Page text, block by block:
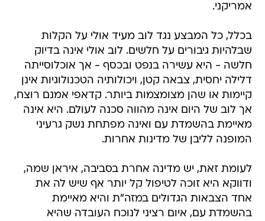
אמריקני.
בכלל, כל המבצע נגד לוב מעיד אולי על הקלות
שבלהיות גיבורים על חלשים. לוב אולי אינה בדיוק
חלשה - היא עשירה בנפט ובכסף - אך אוכלוסייתה
דלילה יחסית, צבאה קטן, ויכולותיה הטכנולוגיות אינן
קיימות או שהן מצומצמות ביותר. קדאפי אמנם רוצח,
אך לוב של היום אינה מהווה סכנה לעולם. היא אינה
מאיימת בהשמדת עם ואינה מפתחת נשק גרעיני
המופנה לליבן של מדינות אחרות.
לעומת זאת, יש מדינה אחרת בסביבה, איראן שמה,
ודווקא היא זוכה לטיפול קל יותר אף שיש לה את
אחד הצבאות הגדולים במזה"ת והיא מאיימת
בהשמדת עם, איום רציני לנוכח העובדה שהיא